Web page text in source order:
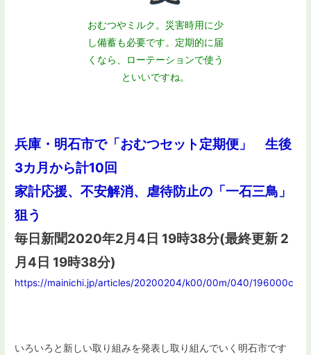
おむつやミルク。災害時用に少
し備蓄も必要です。定期的に届
くなら、ローテーションで使う
といいですね。
兵庫・明石市で「おむつセット定期便」 生後
3カ月から計10回
家計応援、不安解消、虐待防止の「一石三鳥」
狙う
毎日新聞2020年2月4日 19時38分(最終更新 2
月4日 19時38分)
https://mainichi.jp/articles/20200204/k00/00m/040/196000c
いろいろと新しい取り組みを発表し取り組んでいく明石市です